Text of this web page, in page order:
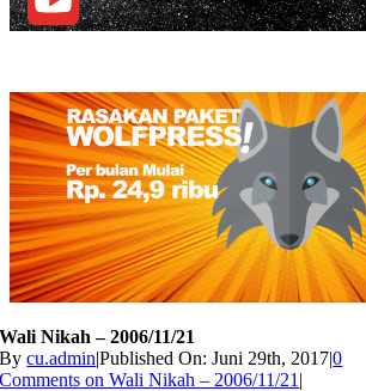
Wali Nikah – 2006/11/21
Bycu.admin|Published On: Juni 29th, 2017|0
Comments on Wali Nikah – 2006/11/21 |